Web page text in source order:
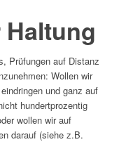
Haltung
Prüfungen auf Distanz
Wollen wir
und ganz auf
hundertprozentig
wollen wir auf
darauf (siehe z.B.